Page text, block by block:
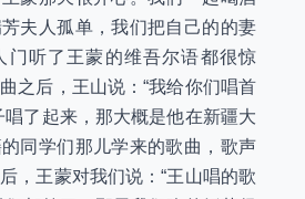
夫人孤单，我们把自己的的妻
门听了王蒙的维吾尔语都很惊
之后，王山说：“我给你们唱首
唱了起来，那大概是他在新疆大
同学们那儿学来的歌曲，歌声
，王蒙对我们说：“王山唱的歌